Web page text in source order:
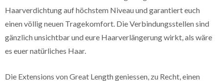
Haarverdichtung auf höchstem Niveau und garantiert euch
einen völlig neuen Tragekomfort. Die Verbindungsstellen sind
gänzlich unsichtbar und eure Haarverlängerung wirkt, als wäre
es euer natürliches Haar.
Die Extensions von Great Length geniessen, zu Recht, einen